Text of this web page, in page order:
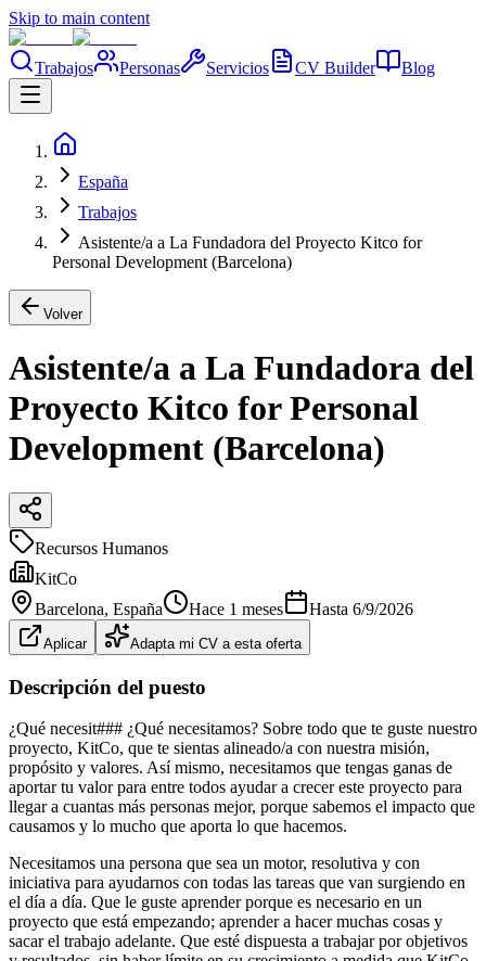
Skip to main content
Trabajos Personas Servicios CV Builder Blog
España
Trabajos
Asistente/a a La Fundadora del Proyecto Kitco for
Personal Development (Barcelona)
Volver
Asistente/a a La Fundadora del
Proyecto Kitco for Personal
Development (Barcelona)
Recursos Humanos
KitCo
Barcelona, España Hace 1 meses Hasta 6/9/2026
Aplicar Adapta mi CV a esta oferta
Descripción del puesto
¿Qué necesit### ¿Qué necesitamos? Sobre todo que te guste nuestro
proyecto, KitCo, que te sientas alineado/a con nuestra misión,
propósito y valores. Así mismo, necesitamos que tengas ganas de
aportar tu valor para entre todos ayudar a crecer este proyecto para
llegar a cuantas más personas mejor, porque sabemos el impacto que
causamos y lo mucho que aporta lo que hacemos.
Necesitamos una persona que sea un motor, resolutiva y con
iniciativa para ayudarnos con todas las tareas que van surgiendo en
el día a día. Que le guste aprender porque es necesario en un
proyecto que está empezando; aprender a hacer muchas cosas y
sacar el trabajo adelante. Que esté dispuesta a trabajar por objetivos